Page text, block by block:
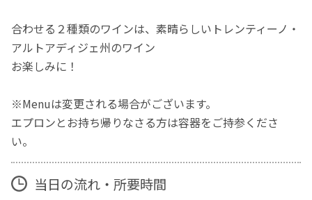
合わせる２種類のワインは、素晴らしいトレンティーノ・
アルトアディジェ州のワイン
お楽しみに！
※Menuは変更される場合がございます。
エプロンとお持ち帰りなさる方は容器をご持参くださ
い。
当日の流れ・所要時間